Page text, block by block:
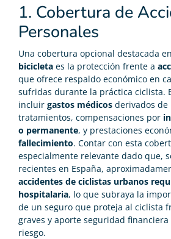
1. Cobertura de
Personales
Una cobertura opcional destacada
bicicleta es la protección frente a
que ofrece respaldo económico en
sufridas durante la práctica ciclista.
incluir gastos médicos derivados
tratamientos, compensaciones por
o permanente, y prestaciones
fallecimiento. Contar con esta
especialmente relevante dado que,
recientes en España,
accidentes de ciclistas urbanos
hospitalaria, lo que subraya la
de un seguro que proteja al ciclista
graves y aporte seguridad
riesgo.